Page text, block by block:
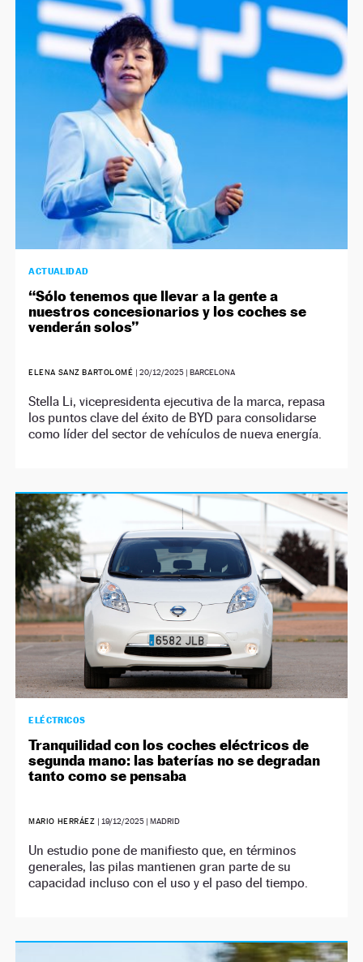
ACTUALIDAD
“Sólo tenemos que llevar a la gente a
nuestros concesionarios y los coches se
venderán solos”
ELENA SANZ BARTOLOMÉ |20/12/2025 | BARCELONA
Stella Li, vicepresidenta ejecutiva de la marca, repasa
los puntos clave del éxito de BYD para consolidarse
como líder del sector de vehículos de nueva energía.
ELÉCTRICOS
Tranquilidad con los coches eléctricos de
segunda mano: las baterías no se degradan
tanto como se pensaba
MARIO HERRÁEZ |19/12/2025 | MADRID
Un estudio pone de manifiesto que, en términos
generales, las pilas mantienen gran parte de su
capacidad incluso con el uso y el paso del tiempo.